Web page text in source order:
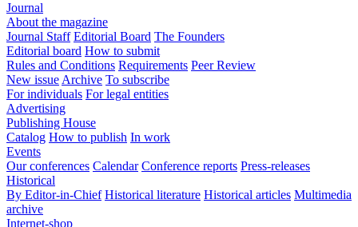
Journal
About the magazine
Journal Staff Editorial Board The Founders
Editorial board How to submit
Rules and Conditions Requirements Peer Review
New issue Archive To subscribe
For individuals For legal entities
Advertising
Publishing House
Catalog How to publish In work
Events
Our conferences Calendar Conference reports Press-releases
Historical
By Editor-in-Chief Historical literature Historical articles Multimedia
archive
Internet-shop